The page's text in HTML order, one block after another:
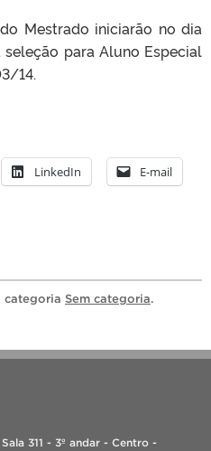
Mestrado iniciarão no dia
para Aluno Especial
14.
LinkedIn E-mail
categoria Sem categoria.
311 - 3º andar - Centro -